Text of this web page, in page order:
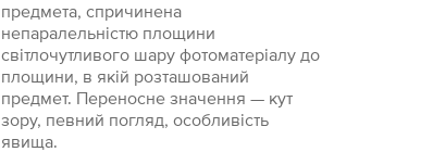
предмета, спричинена
непаралельністю площини
світлочутливого шару фотоматеріалу до
площини, в якій розташований
предмет. Переносне значення — кут
зору, певний погляд, особливість
явища.